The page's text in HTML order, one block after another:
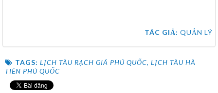
TÁC GIẢ: QUẢN LÝ
TAGS: LỊCH TÀU RẠCH GIÁ PHÚ QUỐC, LỊCH TÀU HÀ
TIÊN PHÚ QUỐC